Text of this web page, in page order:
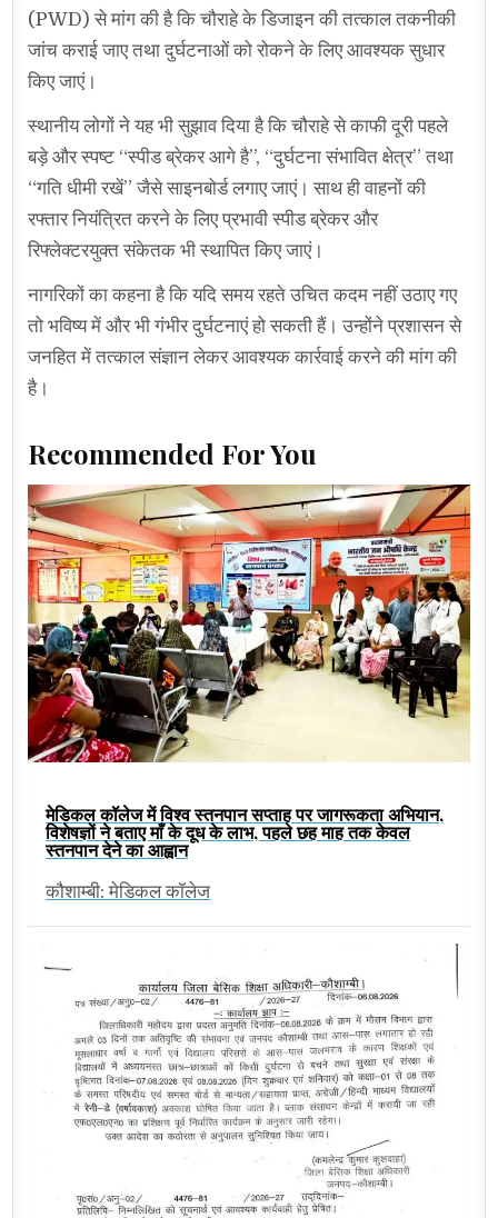
(PWD) से मांग की है कि चौराहे के डिजाइन की तत्काल तकनीकी
जांच कराई जाए तथा दुर्घटनाओं को रोकने के लिए आवश्यक सुधार
किए जाएं।
स्थानीय लोगों ने यह भी सुझाव दिया है कि चौराहे से काफी दूरी पहले
बड़े और स्पष्ट “स्पीड ब्रेकर आगे है”, “दुर्घटना संभावित क्षेत्र” तथा
“गति धीमी रखें” जैसे साइनबोर्ड लगाए जाएं। साथ ही वाहनों की
रफ्तार नियंत्रित करने के लिए प्रभावी स्पीड ब्रेकर और
रिफ्लेक्टरयुक्त संकेतक भी स्थापित किए जाएं।
नागरिकों का कहना है कि यदि समय रहते उचित कदम नहीं उठाए गए
तो भविष्य में और भी गंभीर दुर्घटनाएं हो सकती हैं। उन्होंने प्रशासन से
जनहित में तत्काल संज्ञान लेकर आवश्यक कार्रवाई करने की मांग की
है।
Recommended For You
मेडिकल कॉलेज में विश्व स्तनपान सप्ताह पर जागरूकता अभियान,
विशेषज्ञों ने बताए माँ के दूध के लाभ, पहले छह माह तक केवल
स्तनपान देने का आह्वान
कौशाम्बी: मेडिकल कॉलेज